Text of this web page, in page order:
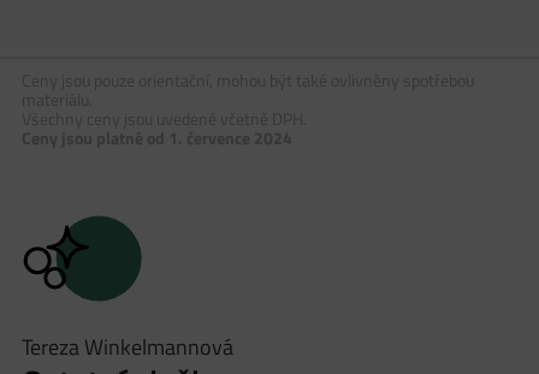
Tereza Winkelmannová